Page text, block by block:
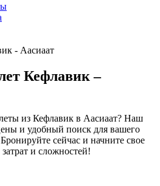
- Аасиаат
Кефлавик –
из Кефлавик в Аасиаат? Наш
и удобный поиск для вашего
сейчас и начните свое
и сложностей!